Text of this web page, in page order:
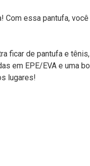
essa pantufa,
ficar de pantufa e
em EPE/EVA e uma
lugares!